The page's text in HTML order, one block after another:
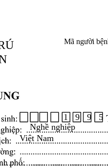
Mã người
1 9 9 5
Nghề nghiệp
Việt Nam